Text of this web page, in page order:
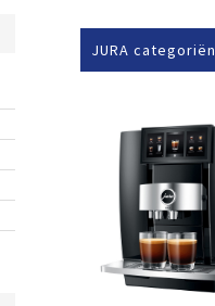
JURA categoriën